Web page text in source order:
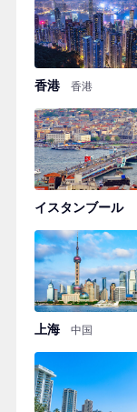
香港 香港
イスタンブール
上海 中国